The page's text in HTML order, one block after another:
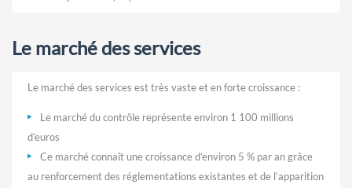
Le marché des services
Le marché des services est très vaste et en forte croissance :
Le marché du contrôle représente environ 1 100 millions
d’euros
Ce marché connaît une croissance d’environ 5 % par an grâce
au renforcement des réglementations existantes et de l’apparition